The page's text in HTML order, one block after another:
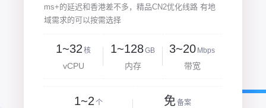
ms+的延迟和香港差不多，精品CN2优化线路 有地
域需求的可以按需选择
1~32 核
vCPU
1~128GB
内存
3~20 Mbps
带宽
1~2 个 免 备案